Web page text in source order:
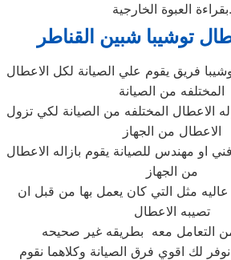
بقراءة العبوة الخارجية.
توشيبا شبين القناطر
فريق يقوم علي الصيانة لكل الاعطال
المختلفه من الصيانة
الاعطال المختلفه من الصيانة لكي تزول
الاعطال من الجهاز
او مهندس للصيانة يقوم بازاله الاعطال
من الجهاز
مثل التي كان يعمل بها من قبل ان
تصيبه الاعطال
لك اقوي فرق الصيانة وكلاهما نقوم